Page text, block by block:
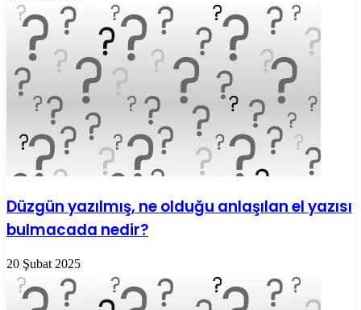
Düzgün yazılmış, ne olduğu anlaşılan el yazısı
bulmacada nedir?
20 Şubat 2025